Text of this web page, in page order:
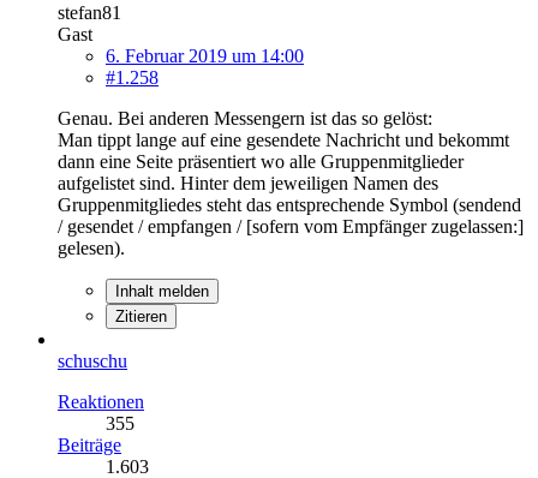
stefan81
Gast
6. Februar 2019 um 14:00
#1.258
Genau. Bei anderen Messengern ist das so gelöst:
Man tippt lange auf eine gesendete Nachricht und bekommt
dann eine Seite präsentiert wo alle Gruppenmitglieder
aufgelistet sind. Hinter dem jeweiligen Namen des
Gruppenmitgliedes steht das entsprechende Symbol (sendend
/ gesendet / empfangen / [sofern vom Empfänger zugelassen:]
gelesen).
Inhalt melden
Zitieren
schuschu
Reaktionen
355
Beiträge
1.603